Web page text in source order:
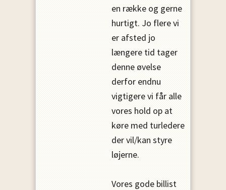
en række og gerne
hurtigt. Jo flere vi
er afsted jo
længere tid tager
denne øvelse
derfor endnu
vigtigere vi får alle
vores hold op at
køre med turledere
der vil/kan styre
løjerne.
Vores gode billist